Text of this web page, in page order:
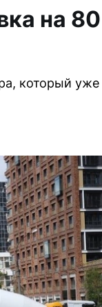
на
который